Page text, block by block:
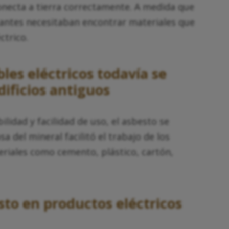
a tierra correctamente. A medida que
necesitaban encontrar materiales que
eléctricos todavía se
antiguos
y facilidad de uso, el asbesto se
del mineral facilitó el trabajo de los
como cemento, plástico, cartón,
en productos eléctricos